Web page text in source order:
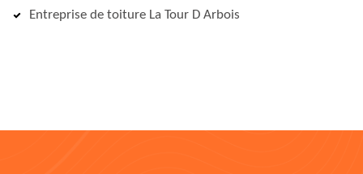
Entreprise de toiture La Tour D Arbois